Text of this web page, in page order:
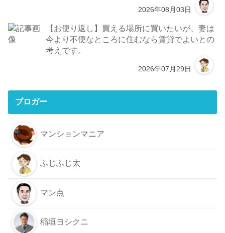
2026年08月03日
【お便り返し】買える場所に買いたいが、妻は
今より不便なところに住むなら賃貸でよいとの
考えです。
2026年07月29日
ブロガー
マンションマニア
ふじふじ太
マン点
稲垣ヨシクニ